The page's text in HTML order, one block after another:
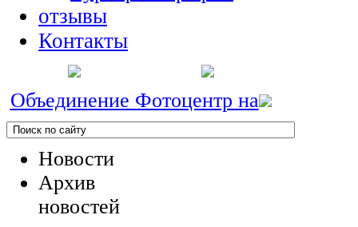
отзывы
Контакты
Объединение Фотоцентр на
Новости
Архив
новостей